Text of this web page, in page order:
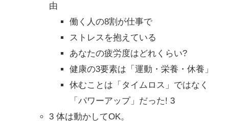
由
働く人の8割が仕事で
ストレスを抱えている
あなたの疲労度はどれくらい?
健康の3要素は「運動・栄養・休養」
休むことは「タイムロス」ではなく
「パワーアップ」だった! 3
3 体は動かしてOK。